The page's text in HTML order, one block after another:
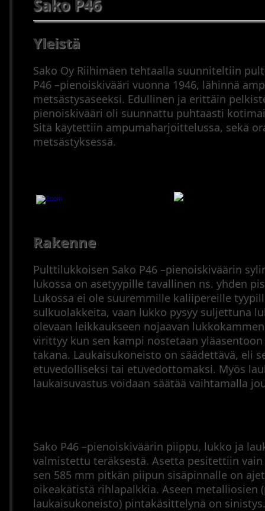
(2000–
2023
Pienoiskiväärit
Puoliautomaatit
(1900–
1945)
Puoliautomaatit
(1946–
2023)
Sarjatuliaseet
(1900–
2023)
Yhdistelmäaseet
Arkisto
Tähtäinkiikarit
Äänenvaimentimet
Muut
varusteet
Metsästysperinteet
Updates
Sitemap
Cookie
Sako P46
Yleistä
Sako Oy Riihimäen tehtaalla suunniteltiin
P46 –pienoiskivääri vuonna 1946, lähinnä
metsästysaseeksi. Edullinen ja erittäin
pienoiskivääri oli suunnattu puhtaasti
Sitä käytettiin ampumaharjoittelussa, sekä
metsästyksessä.
Rakenne
Pulttilukkoisen Sako P46 –pienoiskiväärin
lukossa on asetyypille tavallinen ns. yhden
Lukossa ei ole suuremmille kaliipereille
sulkuolakkeita, vaan lukko pysyy suljettuna
olevaan leikkaukseen nojaavan
virittyy kun sen kampi nostetaan
takana. Laukaisukoneisto on säädettävä, eli
etuvedolliseksi tai etuvedottomaksi. Myös
laukaisuvastus voidaan säätää vaihtamalla
Sako P46 –pienoiskiväärin piippu, lukko ja
valmistettu teräksestä. Asetta pesitettiin vain
sen 585 mm pitkän piipun sisäpinnalle on
oikeakätistä rihlapalkkia. Aseen metalliosien
laukaisukoneisto) pintakäsittelynä on sinistys.